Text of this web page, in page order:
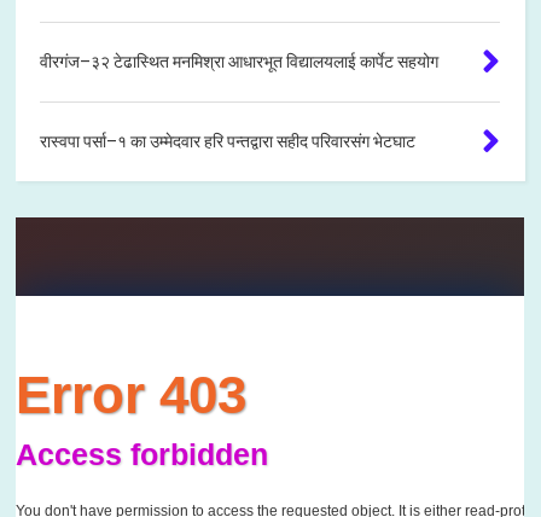
वीरगंज–३२ टेढास्थित मनमिश्रा आधारभूत विद्यालयलाई कार्पेट सहयोग
रास्वपा पर्सा–१ का उम्मेदवार हरि पन्तद्वारा सहीद परिवारसंग भेटघाट